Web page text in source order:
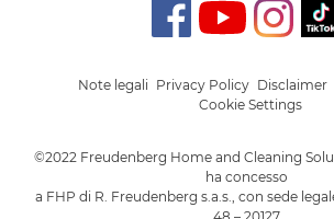
©2022 Freudenberg Home and Cleaning
ha concesso
a FHP di R. Freudenberg s.a.s., con sede
Note legali Privacy Policy Disclaimer
Cookie Settings